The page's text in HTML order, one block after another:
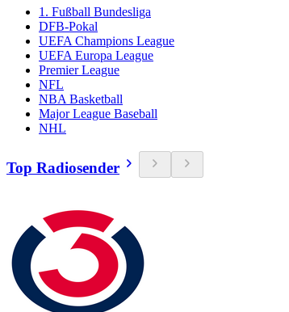
1. Fußball Bundesliga
DFB-Pokal
UEFA Champions League
UEFA Europa League
Premier League
NFL
NBA Basketball
Major League Baseball
NHL
Top Radiosender